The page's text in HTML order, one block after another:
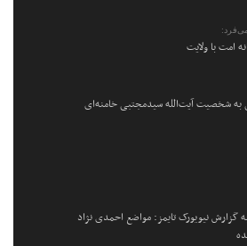
امت با ولایت
به شخصیت آیت‌الله سیدمجتبی خامنه‌ای
گزارش نیویورک تایمز: مواضع احمدی نژاد